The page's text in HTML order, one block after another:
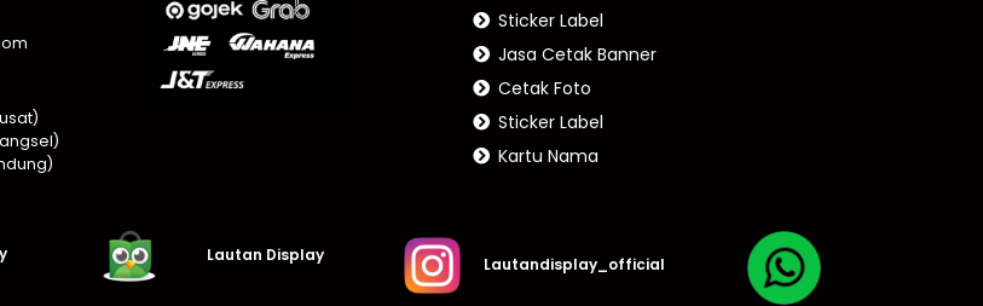
Sticker Label
Jasa Cetak Banner
Cetak Foto
Sticker Label
Kartu Nama
Lautan Display
Lautandisplay_official